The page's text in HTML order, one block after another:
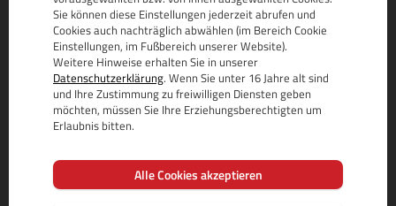
Sie können diese Einstellungen jederzeit abrufen und
Cookies auch nachträglich abwählen (im Bereich Cookie
Einstellungen, im Fußbereich unserer Website).
Weitere Hinweise erhalten Sie in unserer
Datenschutzerklärung. Wenn Sie unter 16 Jahre alt sind
und Ihre Zustimmung zu freiwilligen Diensten geben
möchten, müssen Sie Ihre Erziehungsberechtigten um
Erlaubnis bitten.
Alle Cookies akzeptieren
WORDPRESS
APP WÄHLEN